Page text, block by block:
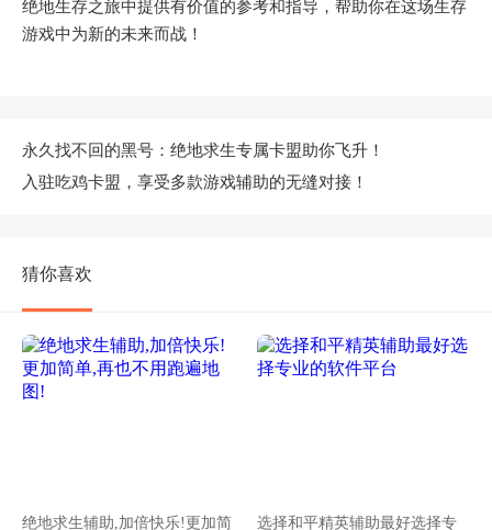
绝地生存之旅中提供有价值的参考和指导，帮助你在这场生存
游戏中为新的未来而战！
永久找不回的黑号：绝地求生专属卡盟助你飞升！
入驻吃鸡卡盟，享受多款游戏辅助的无缝对接！
猜你喜欢
绝地求生辅助,加倍快乐!更加简 选择和平精英辅助最好选择专